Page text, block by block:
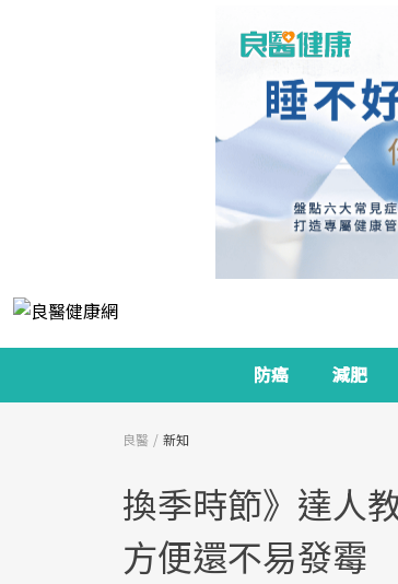
防癌 減肥
良醫 新知
換季時節》達
方便還不易發霉